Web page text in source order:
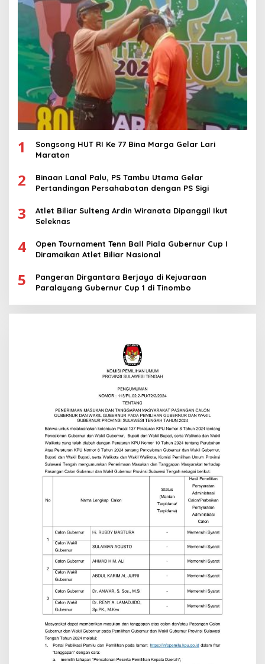
1
Songsong HUT RI Ke 77 Bina Marga Gelar Lari
Maraton
2
Binaan Lanal Palu, PS Tambu Utama Gelar
Pertandingan Persahabatan dengan PS Sigi
3
Atlet Biliar Sulteng Ardin Wiranata Dipanggil Ikut
Seleknas
4
Open Tournament Tenn Ball Piala Gubernur Cup I
Diramaikan Atlet Biliar Nasional
5
Pangeran Dirgantara Berjaya di Kejuaraan
Paralayang Gubernur Cup 1 di Tinombo